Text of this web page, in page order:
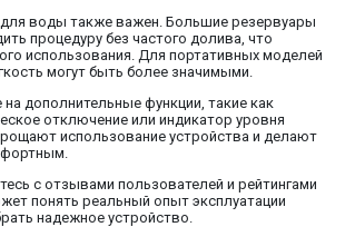
воды также важен. Большие резервуары
процедуру без частого долива, что
использования. Для портативных моделей
могут быть более значимыми.
дополнительные функции, такие как
отключение или индикатор уровня
использование устройства и делают
с отзывами пользователей и рейтингами
понять реальный опыт эксплуатации
надежное устройство.